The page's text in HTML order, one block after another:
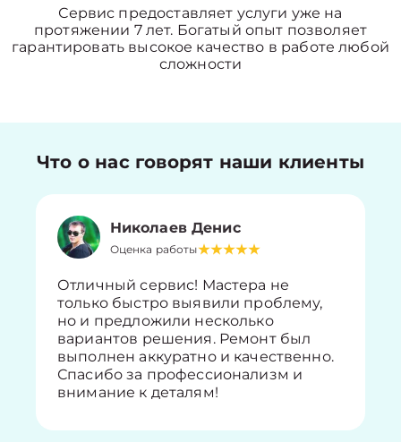
Сервис предоставляет услуги уже на
протяжении 7 лет. Богатый опыт позволяет
гарантировать высокое качество в работе любой
сложности
Что о нас говорят наши клиенты
Николаев Денис
Оценка работы
Отличный сервис! Мастера не
только быстро выявили проблему,
но и предложили несколько
вариантов решения. Ремонт был
выполнен аккуратно и качественно.
Спасибо за профессионализм и
внимание к деталям!